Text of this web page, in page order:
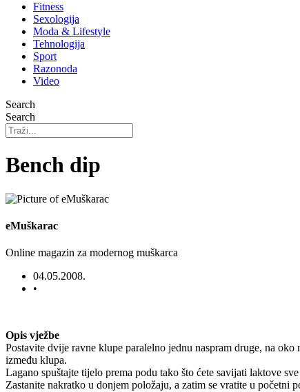
Fitness
Sexologija
Moda & Lifestyle
Tehnologija
Sport
Razonoda
Video
Search
Search
Bench dip
eMuškarac
Online magazin za modernog muškarca
04.05.2008.
•
Opis vježbe
Postavite dvije ravne klupe paralelno jednu naspram druge, na
između klupa.
Lagano spuštajte tijelo prema podu tako što ćete savijati laktove
Zastanite nakratko u donjem položaju, a zatim se vratite u početni